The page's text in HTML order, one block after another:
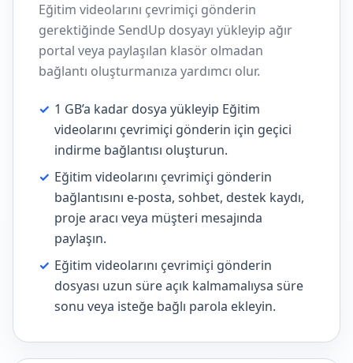
Eğitim videolarını çevrimiçi gönderin
gerektiğinde SendUp dosyayı yükleyip ağır
portal veya paylaşılan klasör olmadan
bağlantı oluşturmanıza yardımcı olur.
✓ 1 GB’a kadar dosya yükleyip Eğitim
videolarını çevrimiçi gönderin için geçici
indirme bağlantısı oluşturun.
✓ Eğitim videolarını çevrimiçi gönderin
bağlantısını e-posta, sohbet, destek kaydı,
proje aracı veya müşteri mesajında
paylaşın.
✓ Eğitim videolarını çevrimiçi gönderin
dosyası uzun süre açık kalmamalıysa süre
sonu veya isteğe bağlı parola ekleyin.